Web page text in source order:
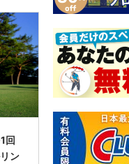
回
ン